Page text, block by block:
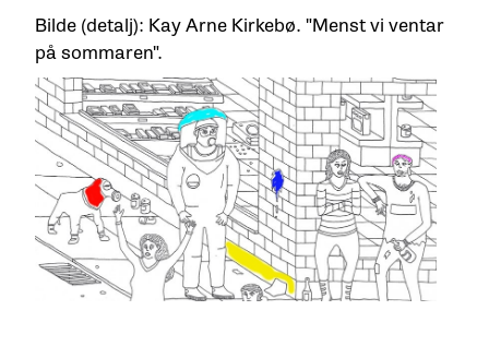
Bilde (detalj): Kay Arne Kirkebø. "Menst vi ventar
på sommaren".